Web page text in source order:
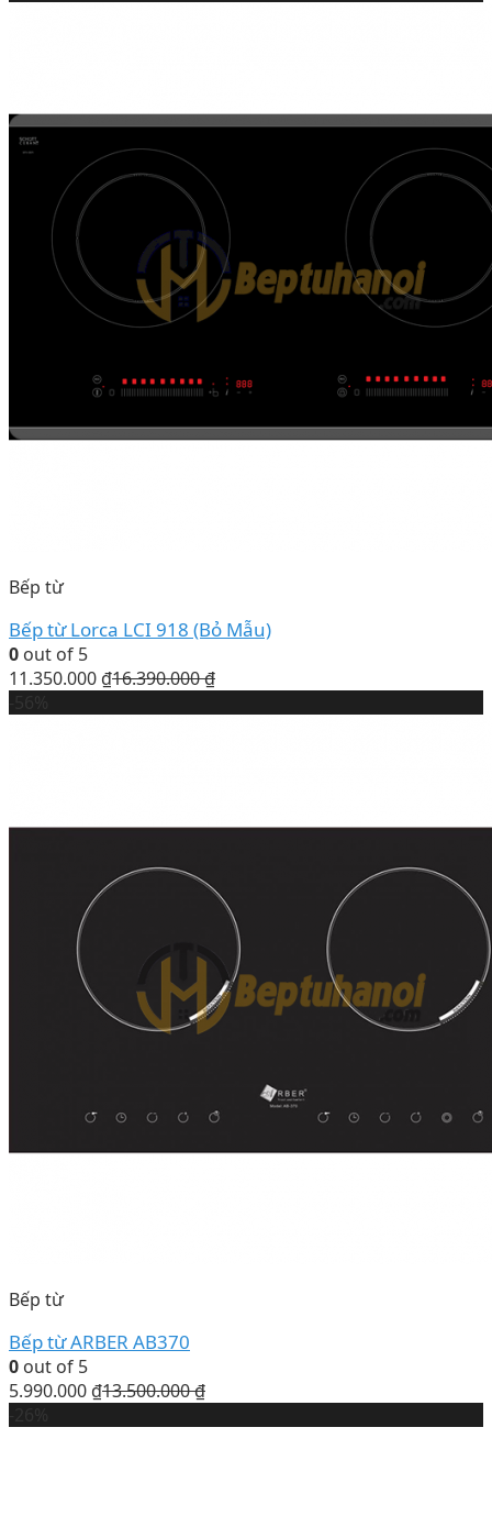
Bếp từ
Bếp từ Lorca LCI 918 (Bỏ Mẫu)
0 out of 5
11.350.000 ₫16.390.000₫
Bếp từ
Bếp từ ARBER AB370
0 out of 5
5.990.000 ₫13.500.000₫